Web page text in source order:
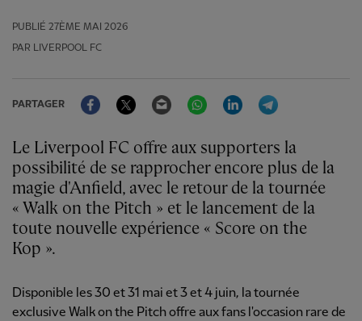
PUBLIÉ 27ÈME MAI 2026
PAR LIVERPOOL FC
PARTAGER
FacebookTwitter Email WhatsAppLinkedIn
Le Liverpool FC offre aux supporters la
possibilité de se rapprocher encore plus de la
magie d'Anfield, avec le retour de la tournée
« Walk on the Pitch » et le lancement de la
toute nouvelle expérience « Score on the
Kop ».
Disponible les 30 et 31 mai et 3 et 4 juin, la tournée
exclusive Walk on the Pitch offre aux fans l'occasion rare de